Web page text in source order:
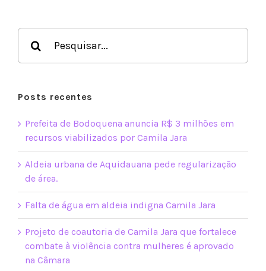
resultados
para:
Posts recentes
Prefeita de Bodoquena anuncia R$ 3 milhões em
recursos viabilizados por Camila Jara
Aldeia urbana de Aquidauana pede regularização
de área.
Falta de água em aldeia indigna Camila Jara
Projeto de coautoria de Camila Jara que fortalece
combate à violência contra mulheres é aprovado
na Câmara